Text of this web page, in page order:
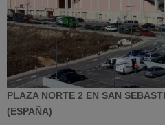
PLAZA NORTE 2 EN SAN
(ESPAÑA)